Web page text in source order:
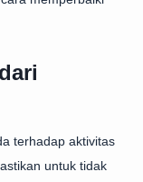
terhadap aktivitas
untuk tidak